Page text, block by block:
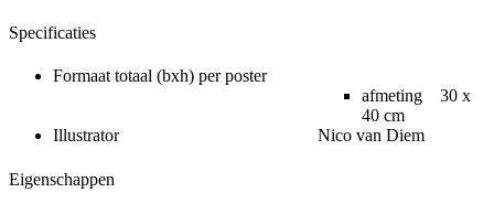
Specificaties
Formaat totaal (bxh) per poster
afmeting 30 x
40 cm
Illustrator Nico van Diem
Eigenschappen